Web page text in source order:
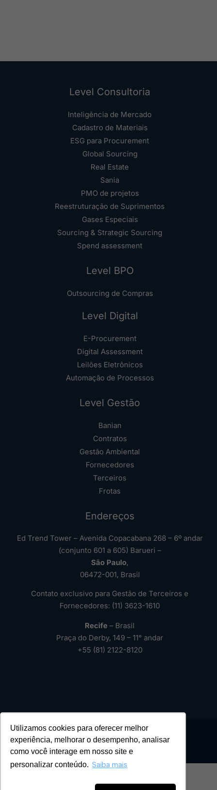
Utilizamos cookies para oferecer melhor
experiência, melhorar o desempenho, analisar
como você interage em nosso site e
personalizar conteúdo. Saiba mais
Level Consultoria
Inteligência de Mercado
Cadastro de Materiais
ESG para Procurement
Global Sourcing
Real Estate
Sania
PMO de projetos
Reestruturação de Suprimentos
Gases Especiais
Sourcing & Strategic Sourcing
Spend assessment
Level BPO
Outsourcing de Compras
Level Digital
E-Procurement
Digital Assessment
Leilões Eletrônicos
Automação de Processos
Level Gestão
Banian
Contratos
Gestão Ambiental
Fornecedores
Terceiros
Frotas
Endereços
Ed Trend Tower – Avenida Copacabana 268 – 6º andar
(conjunto 601 a 605) Barueri –
São Paulo,
06472-001, Brasil
Contato exclusivo para Gestão de Terceiros e
Fornecedores: (11) 3623-1610
Recife – Brasil
Praça do Derby, 149 – 11° andar
+55 (81) 2122-8120
2026 – Todos os Direitos Reservados ®